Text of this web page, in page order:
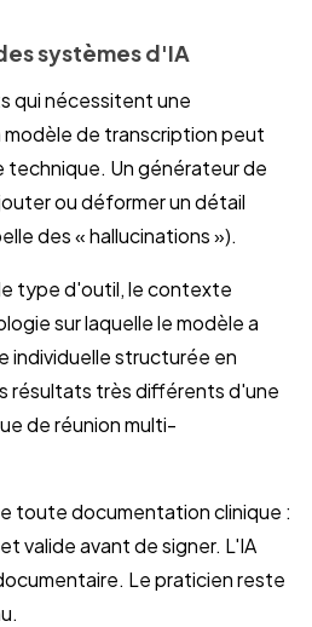
systèmes d'IA
qui nécessitent une
modèle de transcription peut
technique. Un générateur de
ou déformer un détail
des « hallucinations »).
type d'outil, le contexte
sur laquelle le modèle a
individuelle structurée en
résultats très différents d'une
de réunion multi-
toute documentation clinique :
valide avant de signer. L'IA
Le praticien reste